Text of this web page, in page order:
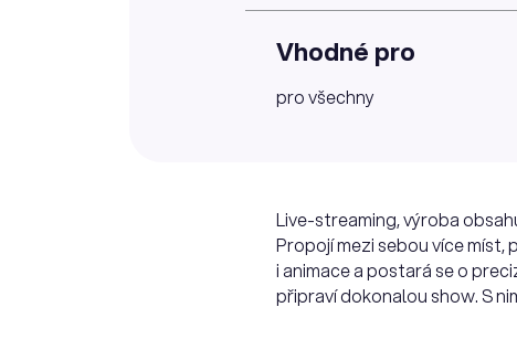
Vhodné pro
pro všechny
Live-streaming, výroba
Propojí mezi sebou více míst,
i animace a postará se o
připraví dokonalou show. S